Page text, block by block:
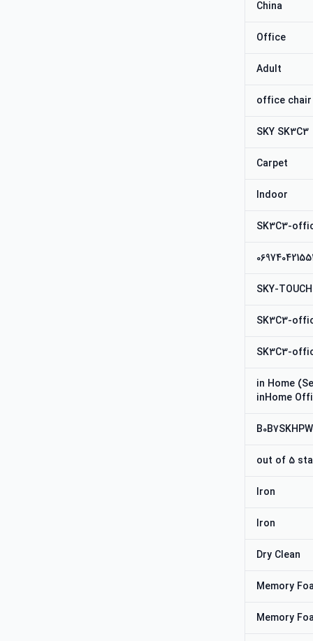
China
Office
Adult
office chair
SKY SK3C3
Carpet
Indoor
SK3C3-
SKY-TOUCH
SK3C3-
SK3C3-
#144 in
inHome
Iron
Iron
Dry Clean
Memory
Memory